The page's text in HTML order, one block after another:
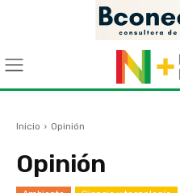
Inicio Opinión
Opinión